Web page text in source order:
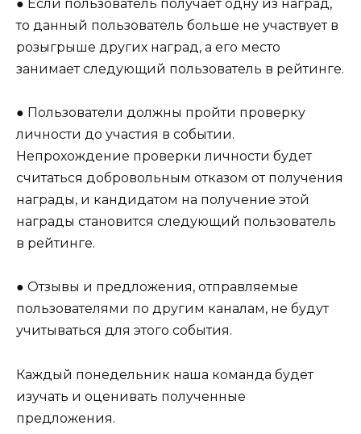
● Если пользователь получает одну из наград,
то данный пользователь больше не участвует в
розыгрыше других наград, а его место
занимает следующий пользователь в рейтинге.
● Пользователи должны пройти проверку
личности до участия в событии.
Непрохождение проверки личности будет
считаться добровольным отказом от получения
награды, и кандидатом на получение этой
награды становится следующий пользователь
в рейтинге.
● Отзывы и предложения, отправляемые
пользователями по другим каналам, не будут
учитываться для этого события.
Каждый понедельник наша команда будет
изучать и оценивать полученные
предложения.